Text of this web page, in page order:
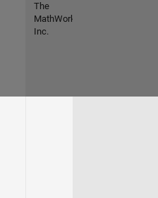
The
MathWorks,
Inc.